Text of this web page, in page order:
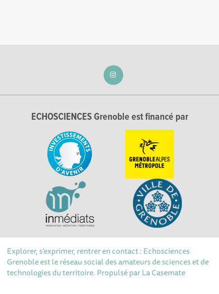
ECHOSCIENCES Grenoble est financé par
Explorer, s’exprimer, rentrer en contact : Echosciences
Grenoble est le réseau social des amateurs de sciences et de
technologies du territoire. Propulsé parLa Casemate